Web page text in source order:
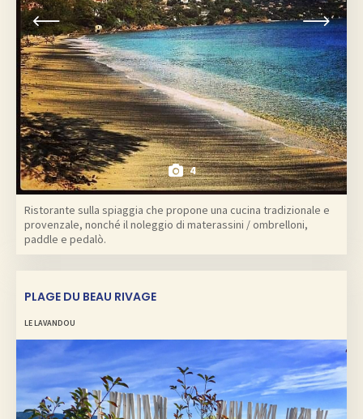
4
Ristorante sulla spiaggia che propone una cucina tradizionale e
provenzale, nonché il noleggio di materassini / ombrelloni,
paddle e pedalò.
PLAGE DU BEAU RIVAGE
LE LAVANDOU